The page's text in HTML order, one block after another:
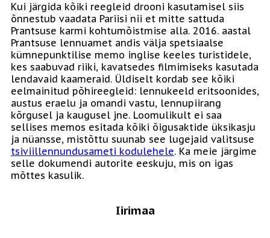
Kui järgida kõiki reegleid drooni kasutamisel siis
õnnestub vaadata Pariisi nii et mitte sattuda
Prantsuse karmi kohtumõistmise alla. 2016. aastal
Prantsuse lennuamet andis välja spetsiaalse
kümnepunktilise memo inglise keeles turistidele,
kes saabuvad riiki, kavatsedes filmimiseks kasutada
lendavaid kaameraid. Üldiselt kordab see kõiki
eelmainitud põhireegleid: lennukeeld eritsoonides,
austus eraelu ja omandi vastu, lennupiirang
kõrgusel ja kaugusel jne. Loomulikult ei saa
sellises memos esitada kõiki õigusaktide üksikasju
ja nüansse, mistõttu suunab see lugejaid valitsuse
tsiviillennundusameti kodulehele. Ka meie järgime
selle dokumendi autorite eeskuju, mis on igas
mõttes kasulik.
Iirimaa